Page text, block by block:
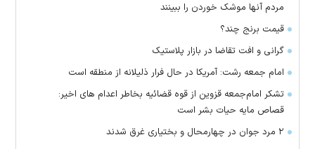
مردم آنها موشک خوردن را ببینند
قیمت برنج چند؟
گرانی و افت تقاضا در بازار پلاستیک
امام جمعه رشت: آمریکا در حال فرار ذلیلانه از منطقه است
تشکر امام‌جمعه قزوین از قوه قضائیه بخاطر اعدام های اخیر:
قصاص مایه حیات بشر است
۲ مرد جوان در چهارمحال و بختیاری غرق شدند